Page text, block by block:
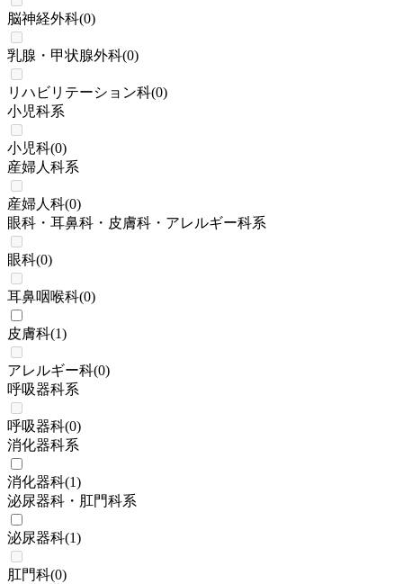
脳神経外科(0)
乳腺・甲状腺外科(0)
リハビリテーション科(0)
小児科系
小児科(0)
産婦人科系
産婦人科(0)
眼科・耳鼻科・皮膚科・アレルギー科系
眼科(0)
耳鼻咽喉科(0)
皮膚科(1)
アレルギー科(0)
呼吸器科系
呼吸器科(0)
消化器科系
消化器科(1)
泌尿器科・肛門科系
泌尿器科(1)
肛門科(0)